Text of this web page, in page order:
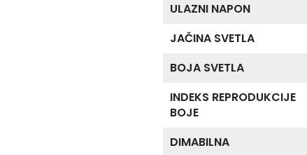
ULAZNI NAPON
JAČINA SVETLA
BOJA SVETLA
INDEKS REPRODUKCIJE
BOJE
DIMABILNA